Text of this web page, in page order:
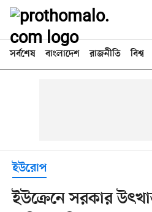
সর্বশেষ বাংলাদেশ রাজনীতি বিশ্ব
ইউরোপ
ইউক্রেনে সরকার